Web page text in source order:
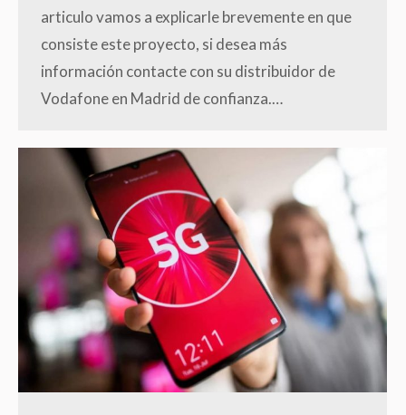
articulo vamos a explicarle brevemente en que
consiste este proyecto, si desea más
información contacte con su distribuidor de
Vodafone en Madrid de confianza.…